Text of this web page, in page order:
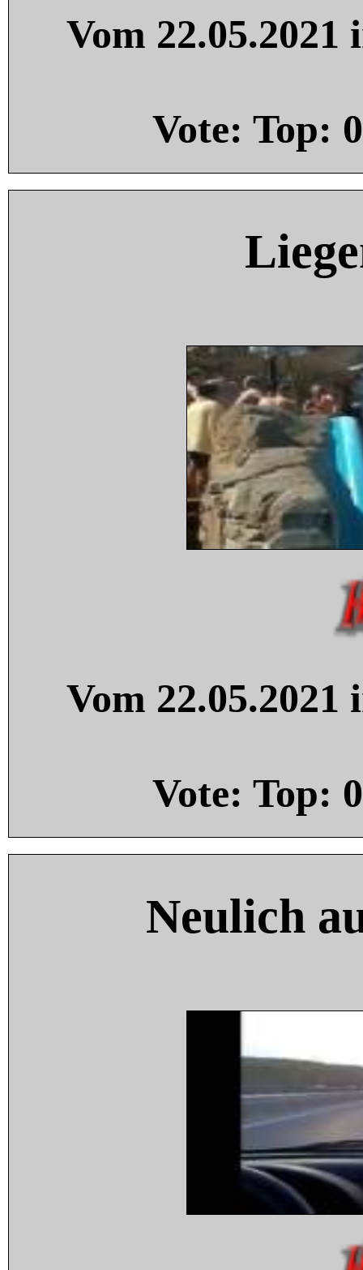
Vom
Vote: Top: 0
Vom
Vote: Top: 0
Neulich